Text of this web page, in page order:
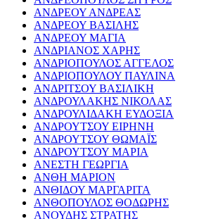
ΑΝΔΡΕΟΥ ΑΝΔΡΕΑΣ
ΑΝΔΡΕΟΥ ΒΑΣΙΛΗΣ
ΑΝΔΡΕΟΥ ΜΑΓΙΑ
ΑΝΔΡΙΑΝΟΣ ΧΑΡΗΣ
ΑΝΔΡΙΟΠΟΥΛΟΣ ΑΓΓΕΛΟΣ
ΑΝΔΡΙΟΠΟΥΛΟΥ ΠΑΥΛΙΝΑ
ΑΝΔΡΙΤΣΟΥ ΒΑΣΙΛΙΚΗ
ΑΝΔΡΟΥΛΑΚΗΣ ΝΙΚΟΛΑΣ
ΑΝΔΡΟΥΛΙΔΑΚΗ ΕΥΔΟΞΙΑ
ΑΝΔΡΟΥΤΣΟΥ ΕΙΡΗΝΗ
ΑΝΔΡΟΥΤΣΟΥ ΘΩΜΑΪΣ
ΑΝΔΡΟΥΤΣΟΥ ΜΑΡΙΑ
ΑΝΕΣΤΗ ΓΕΩΡΓΙΑ
ΑΝΘΗ ΜΑΡΙΟΝ
ΑΝΘΙΔΟΥ ΜΑΡΓΑΡΙΤΑ
ΑΝΘΟΠΟΥΛΟΣ ΘΟΔΩΡΗΣ
ΑΝΟΥΔΗΣ ΣΤΡΑΤΗΣ